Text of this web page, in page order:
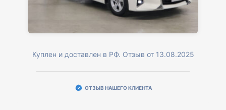
Куплен и доставлен в РФ. Отзыв от 13.08.2025
ОТЗЫВ НАШЕГО КЛИЕНТА